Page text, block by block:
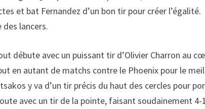
et bat Fernandez d’un bon tir pour créer l’égalité.
lancers.
débute avec un puissant tir d’Olivier Charron au
en autant de matchs contre le Phoenix pour le
y va d’un tir précis du haut des cercles pour
avec un tir de la pointe, faisant soudainement 4-